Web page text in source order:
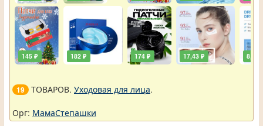
145 ₽ 182 ₽ 174 ₽ 17,43 ₽ 8,72
19 ТОВАРОВ. Уходовая для лица.
Орг: МамаСтепашки